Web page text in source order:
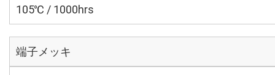
105℃ / 1000hrs
端子メッキ